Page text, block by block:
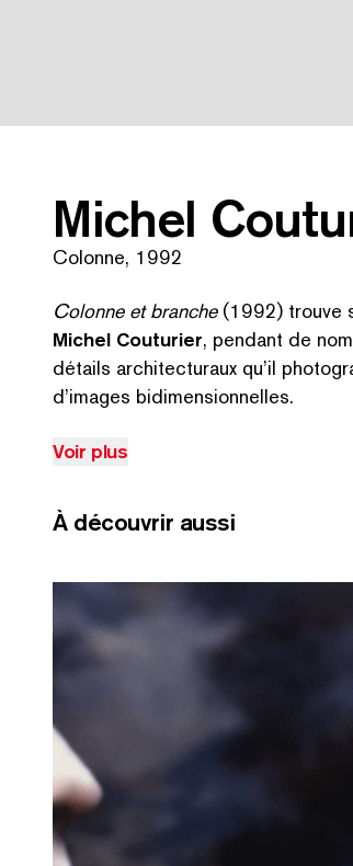
Michel COUTURIER, Colonne, 1992. Collection
Michel
Colonne, 1992
Colonne et branche(1992) trouve
Michel Couturier, pendant de
détails archi­tec­turaux qu’il
d’images bidimensionnelles.
Voir plus
À découvrir aussi